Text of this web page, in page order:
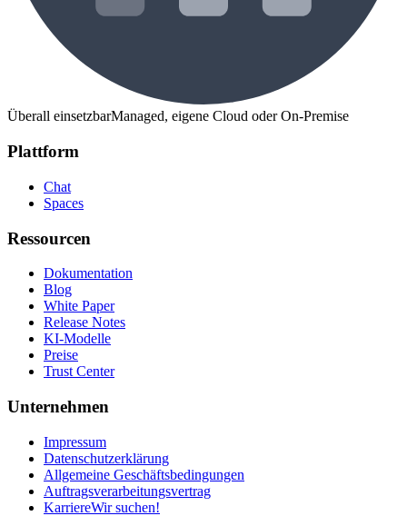
Überall einsetzbarManaged, eigene Cloud oder On-Premise
Plattform
Chat
Spaces
Ressourcen
Dokumentation
Blog
White Paper
Release Notes
KI-Modelle
Preise
Trust Center
Unternehmen
Impressum
Datenschutzerklärung
Allgemeine Geschäftsbedingungen
Auftragsverarbeitungsvertrag
KarriereWir suchen!